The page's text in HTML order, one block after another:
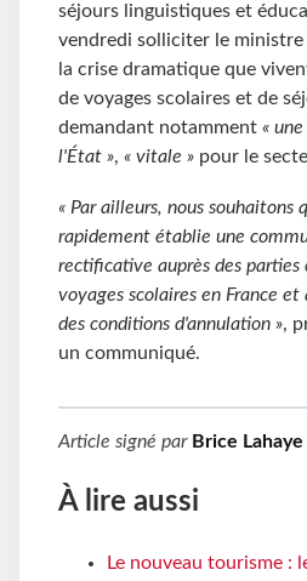
séjours linguistiques et
vendredi solliciter le ministre
la crise dramatique que
de voyages scolaires et de
demandant notamment «
l'État », « vitale » pour le
« Par ailleurs, nous souhaitons
rapidement établie une
rectificative auprès des parties
voyages scolaires en France
des conditions d'annulation »,
un communiqué.
Article signé par Brice Lahaye
À lire aussi
Le nouveau tourisme :